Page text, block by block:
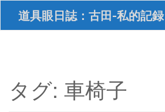
i
道具眼日誌：古田-私的記録
タグ: 車椅子